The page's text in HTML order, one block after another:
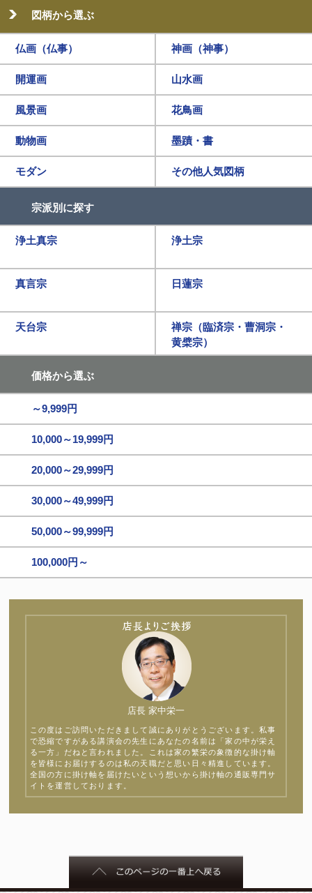
図柄から選ぶ
仏画（仏事） 神画（神事）
開運画 山水画
風景画 花鳥画
動物画 墨蹟・書
モダン その他人気図柄
宗派別に探す
浄土真宗 浄土宗
真言宗 日蓮宗
天台宗
禅宗（臨済宗・曹洞宗・
黄檗宗）
価格から選ぶ
～9,999円
10,000～19,999円
20,000～29,999円
30,000～49,999円
50,000～99,999円
100,000円～
店長 家中栄一
この度はご訪問いただきまして誠にありがとうございます。私事
で恐縮ですがある講演会の先生にあなたの名前は「家の中が栄え
る一方」だねと言われました。これは家の繁栄の象徴的な掛け軸
を皆様にお届けするのは私の天職だと思い日々精進しています。
全国の方に掛け軸を届けたいという想いから掛け軸の通販専門サ
イトを運営しております。